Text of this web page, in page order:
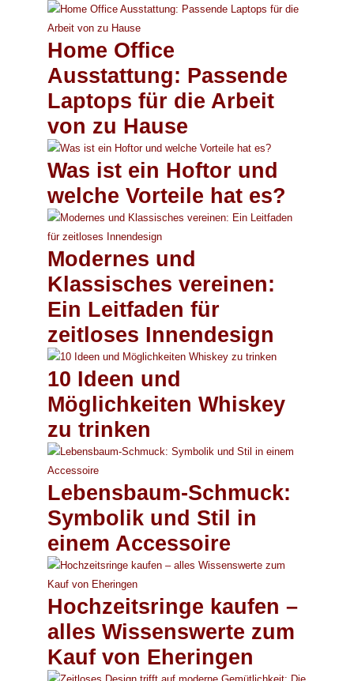
Home Office
Ausstattung: Passende
Laptops für die Arbeit
von zu Hause
Was ist ein Hoftor und
welche Vorteile hat es?
Modernes und
Klassisches vereinen:
Ein Leitfaden für
zeitloses Innendesign
10 Ideen und
Möglichkeiten Whiskey
zu trinken
Lebensbaum-Schmuck:
Symbolik und Stil in
einem Accessoire
Hochzeitsringe kaufen –
alles Wissenswerte zum
Kauf von Eheringen